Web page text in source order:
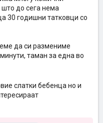
што до сега нема
30 годишни татковци со
да си размениме
таман за една во
слатки бебенца но и